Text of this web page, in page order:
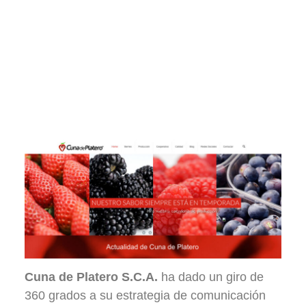
Cuna de Platero S.C.A. ha dado un giro de
360 grados a su estrategia de comunicación